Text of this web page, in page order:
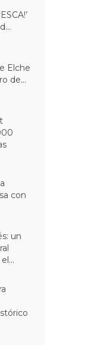
Elche
de...
con
un